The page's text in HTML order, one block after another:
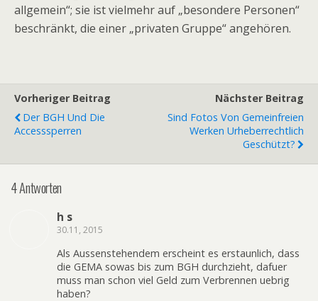
allgemein“; sie ist vielmehr auf „besondere Personen“
beschränkt, die einer „privaten Gruppe“ angehören.
Vorheriger Beitrag
Der BGH Und Die
Accesssperren
Nächster Beitrag
Sind Fotos Von Gemeinfreien
Werken Urheberrechtlich
Geschützt?
4 Antworten
h s
30.11, 2015
Als Aussenstehendem erscheint es erstaunlich, dass
die GEMA sowas bis zum BGH durchzieht, dafuer
muss man schon viel Geld zum Verbrennen uebrig
haben?